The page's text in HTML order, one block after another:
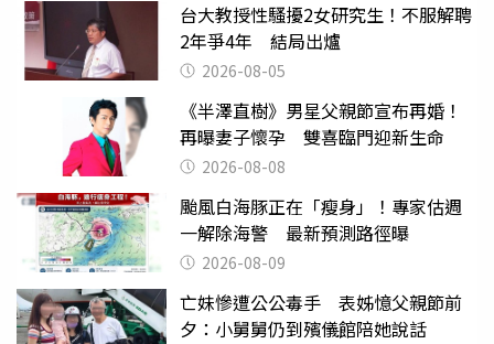
台大教授性騷擾2女研究生！不服解聘
2年爭4年 結局出爐
2026-08-05
《半澤直樹》男星父親節宣布再婚！
再曝妻子懷孕 雙喜臨門迎新生命
2026-08-08
颱風白海豚正在「瘦身」！專家估週
一解除海警 最新預測路徑曝
2026-08-09
亡妹慘遭公公毒手 表姊憶父親節前
夕：小舅舅仍到殯儀館陪她說話